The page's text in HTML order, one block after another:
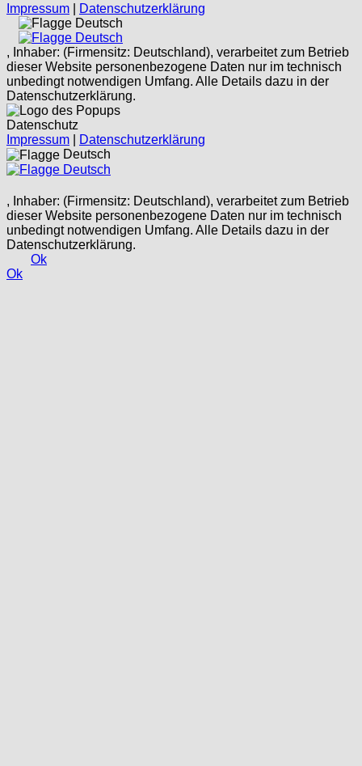
Impressum
Datenschutzerklärung
Deutsch
Deutsch
, Inhaber: (Firmensitz: Deutschland), verarbeitet zum Betrieb
dieser Website personenbezogene Daten nur im technisch
unbedingt notwendigen Umfang. Alle Details dazu in der
Datenschutzerklärung.
Datenschutz
Impressum
Datenschutzerklärung
Deutsch
Deutsch
, Inhaber: (Firmensitz: Deutschland), verarbeitet zum Betrieb
dieser Website personenbezogene Daten nur im technisch
unbedingt notwendigen Umfang. Alle Details dazu in der
Datenschutzerklärung.
Ok
Ok